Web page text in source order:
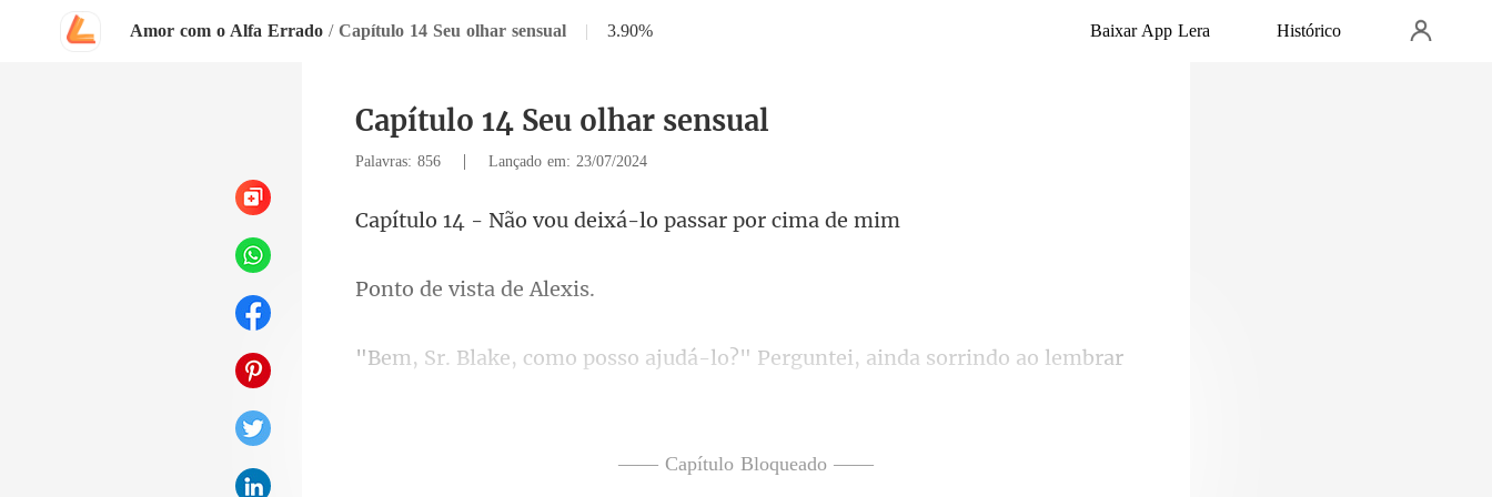
Amor com o Alfa Errado / Capítulo 14 Seu olhar sensual | 3.90% Baixar App Lera Histórico
Capítulo 14 Seu olhar sensual
Palavras: 856 | Lançado em: 23/07/2024
vou deixá-lo pas
vista d
o?" Perguntei, ainda sorrindo ao le
—— Capítulo Bloqueado ——